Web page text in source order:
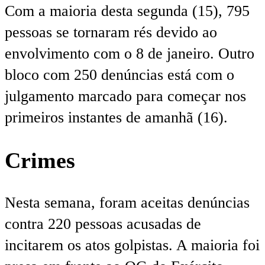
Com a maioria desta segunda (15), 795
pessoas se tornaram rés devido ao
envolvimento com o 8 de janeiro. Outro
bloco com 250 denúncias está com o
julgamento marcado para começar nos
primeiros instantes de amanhã (16).
Crimes
Nesta semana, foram aceitas denúncias
contra 220 pessoas acusadas de
incitarem os atos golpistas. A maioria foi